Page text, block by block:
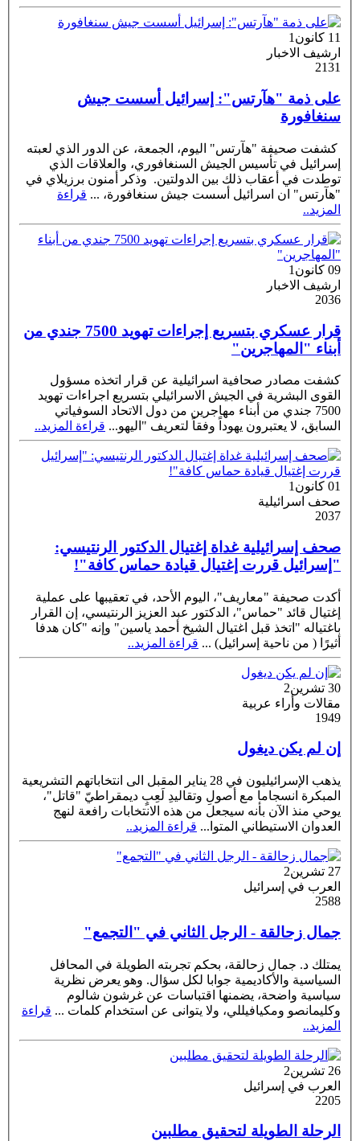
11 كانون1
ارشيف الاخبار
2131
على ذمة "هآرتس": إسرائيل أسست جيش
سنغافورة
كشفت صحيفة "هآرتس" اليوم، الجمعة، عن الدور الذي لعبته
إسرائيل في تأسيس الجيش السنغافوري، والعلاقات الذي
توطدت في أعقاب ذلك بين الدولتين. وذكر أمنون برزيلاي في
"هآرتس" ان اسرائيل أسست جيش سنغافورة، ... قراءة
المزيد..
09 كانون1
ارشيف الاخبار
2036
قرار عسكري بتسريع إجراءات تهويد 7500 جندي من
أبناء "المهاجرين"
كشفت مصادر صحافية اسرائيلية عن قرار اتخذه مسؤول
القوى البشرية في الجيش الاسرائيلي بتسريع اجراءات تهويد
7500 جندي من أبناء مهاجرين من دول الاتحاد السوفياتي
السابق، لا يعتبرون يهوداً وفقاً لتعريف "اليهو... قراءة المزيد..
01 كانون1
صحف اسرائيلية
2037
صحف إسرائيلية غداة إغتيال الدكتور الرنتيسي:
"إسرائيل قررت إغتيال قيادة حماس كافة"!
أكدت صحيفة "معاريف"، اليوم الأحد، في تعقيبها على عملية
إغتيال قائد "حماس"، الدكتور عبد العزيز الرنتيسي، إن القرار
باغتياله "اتخذ قبل اغتيال الشيخ أحمد ياسين" وإنه "كان هدفا
أثيرًا ( من ناحية إسرائيل) ... قراءة المزيد..
30 تشرين2
مقالات وأراء عربية
1949
إن لم يكن ديغول
يذهب الإسرائيليون في 28 يناير المقبل الى انتخاباتهم التشريعية
المبكرة انسجاما مع أصولِ وتقاليدِ لَعِبٍ ديمقراطيّ "قاتل"،
يوحي منذ الآن بأنه سيجعل من هذه الانتخابات رافعة لنهج
العدوان الاستيطاني المتوا ... قراءة المزيد..
27 تشرين2
العرب في إسرائيل
2588
جمال زحالقة - الرجل الثاني في "التجمع"
يمتلك د. جمال زحالقة، بحكم تجربته الطويلة في المحافل
السياسية والأكاديمية جوابا لكل سؤال. وهو يعرض نظرية
سياسية واضحة، يضمنها اقتباسات عن غرشون شالوم
وكليمانصو ومكيافيللي، ولا يتوانى عن استخدام كلمات ... قراءة
المزيد..
26 تشرين2
العرب في إسرائيل
2205
الرحلة الطويلة لتحقيق مطلبين